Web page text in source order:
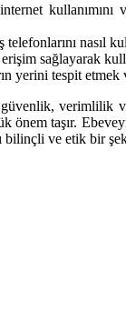
telefonlarını nasıl
sağlayarak
yerini tespit
verimlilik
önem taşır.
ve etik bir